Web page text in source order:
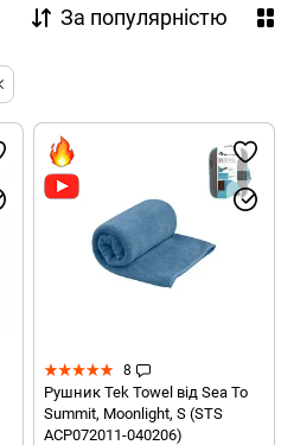
За популярністю
8
Рушник Tek Towel від Sea To
Summit, Moonlight, S (STS
ACP072011-040206)